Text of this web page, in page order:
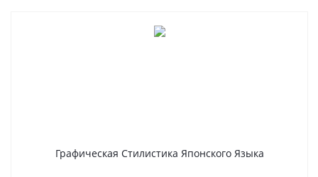
Графическая Стилистика Японского Языка